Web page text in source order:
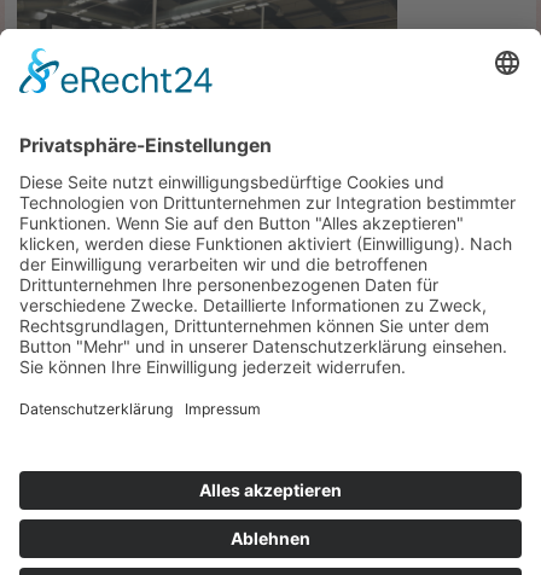
Copyright 2018. All Rights Reserved.